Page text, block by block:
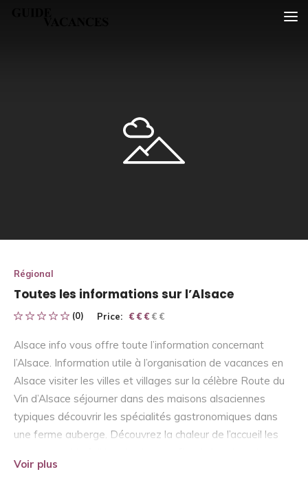
Régional
Toutes les informations sur l’Alsace
(0) Price: € € € € €
€ € €
Alsace info vous offre toute l’information concernant
l’Alsace. Information utile à l’organisation de vacances en
Alsace visiter les villes et villages sur la célèbre Route du
Vin d’Alsace séjourner dans des maisons alsaciennes
typiques découvrir les spécialités gastronomiques dans
une ferme auberge. Découvrez la chaleur de l’accueil les
paysages alsaciens. Venez découvrir l’une des plus belles
Voir plus